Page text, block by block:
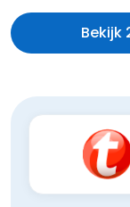
Bekijk